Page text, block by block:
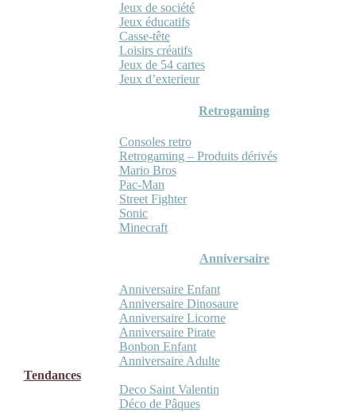
Jeux de société
Jeux éducatifs
Casse-tête
Loisirs créatifs
Jeux de 54 cartes
Jeux d’exterieur
Retrogaming
Consoles retro
Retrogaming – Produits dérivés
Mario Bros
Pac-Man
Street Fighter
Sonic
Minecraft
Anniversaire
Anniversaire Enfant
Anniversaire Dinosaure
Anniversaire Licorne
Anniversaire Pirate
Bonbon Enfant
Anniversaire Adulte
Tendances
Deco Saint Valentin
Déco de Pâques